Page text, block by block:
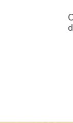
Aller au